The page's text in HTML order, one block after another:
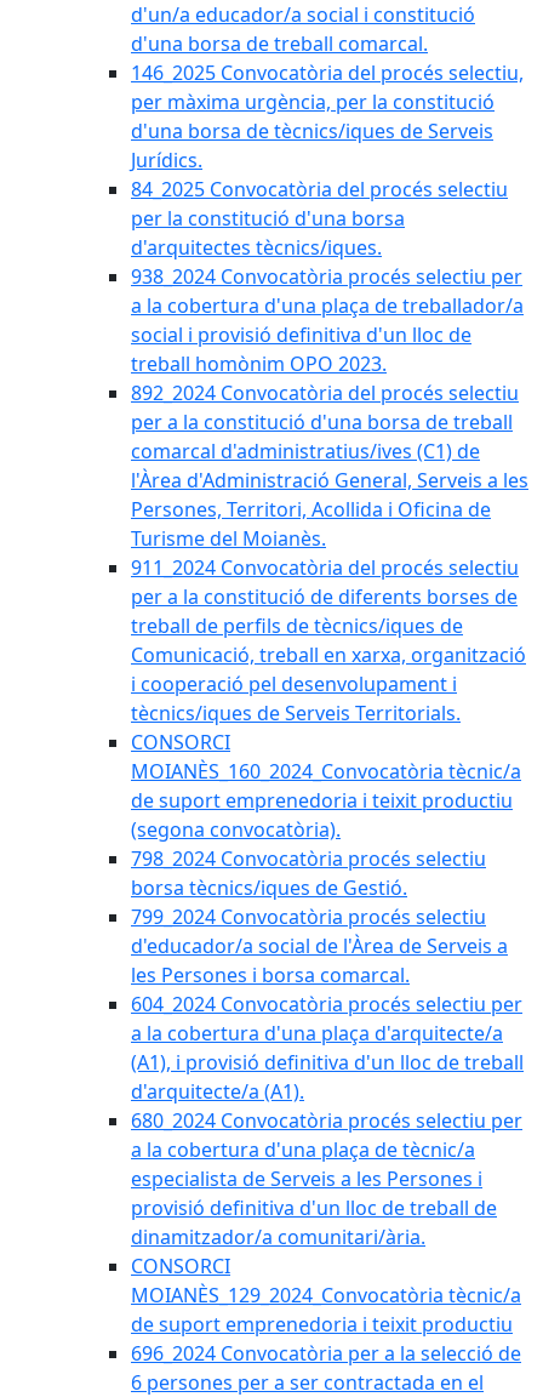
d'un/a educador/a social i constitució
d'una borsa de treball comarcal.
146_2025 Convocatòria del procés selectiu,
per màxima urgència, per la constitució
d'una borsa de tècnics/iques de Serveis
Jurídics.
84_2025 Convocatòria del procés selectiu
per la constitució d'una borsa
d'arquitectes tècnics/iques.
938_2024 Convocatòria procés selectiu per
a la cobertura d'una plaça de treballador/a
social i provisió definitiva d'un lloc de
treball homònim OPO 2023.
892_2024 Convocatòria del procés selectiu
per a la constitució d'una borsa de treball
comarcal d'administratius/ives (C1) de
l'Àrea d'Administració General, Serveis a les
Persones, Territori, Acollida i Oficina de
Turisme del Moianès.
911_2024 Convocatòria del procés selectiu
per a la constitució de diferents borses de
treball de perfils de tècnics/iques de
Comunicació, treball en xarxa, organització
i cooperació pel desenvolupament i
tècnics/iques de Serveis Territorials.
CONSORCI
MOIANÈS_160_2024_Convocatòria tècnic/a
de suport emprenedoria i teixit productiu
(segona convocatòria).
798_2024 Convocatòria procés selectiu
borsa tècnics/iques de Gestió.
799_2024 Convocatòria procés selectiu
d'educador/a social de l'Àrea de Serveis a
les Persones i borsa comarcal.
604_2024 Convocatòria procés selectiu per
a la cobertura d'una plaça d'arquitecte/a
(A1), i provisió definitiva d'un lloc de treball
d'arquitecte/a (A1).
680_2024 Convocatòria procés selectiu per
a la cobertura d'una plaça de tècnic/a
especialista de Serveis a les Persones i
provisió definitiva d'un lloc de treball de
dinamitzador/a comunitari/ària.
CONSORCI
MOIANÈS_129_2024_Convocatòria tècnic/a
de suport emprenedoria i teixit productiu
696_2024 Convocatòria per a la selecció de
6 persones per a ser contractada en el